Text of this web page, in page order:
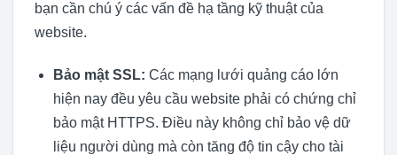
bạn cần chú ý các vấn đề hạ tầng kỹ thuật của
website.
Bảo mật SSL: Các mạng lưới quảng cáo lớn
hiện nay đều yêu cầu website phải có chứng chỉ
bảo mật HTTPS. Điều này không chỉ bảo vệ dữ
liệu người dùng mà còn tăng độ tin cậy cho tài